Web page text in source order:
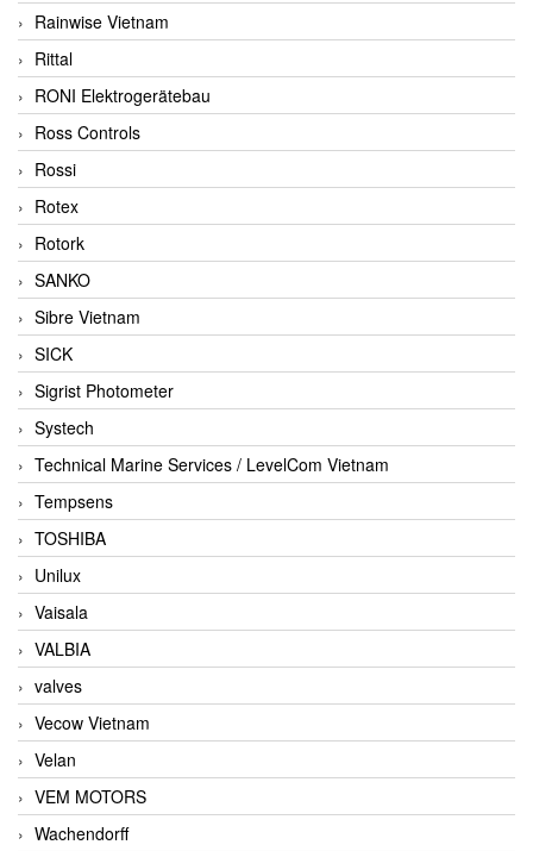
Rainwise Vietnam
Rittal
RONI Elektrogerätebau
Ross Controls
Rossi
Rotex
Rotork
SANKO
Sibre Vietnam
SICK
Sigrist Photometer
Systech
Technical Marine Services / LevelCom Vietnam
Tempsens
TOSHIBA
Unilux
Vaisala
VALBIA
valves
Vecow Vietnam
Velan
VEM MOTORS
Wachendorff